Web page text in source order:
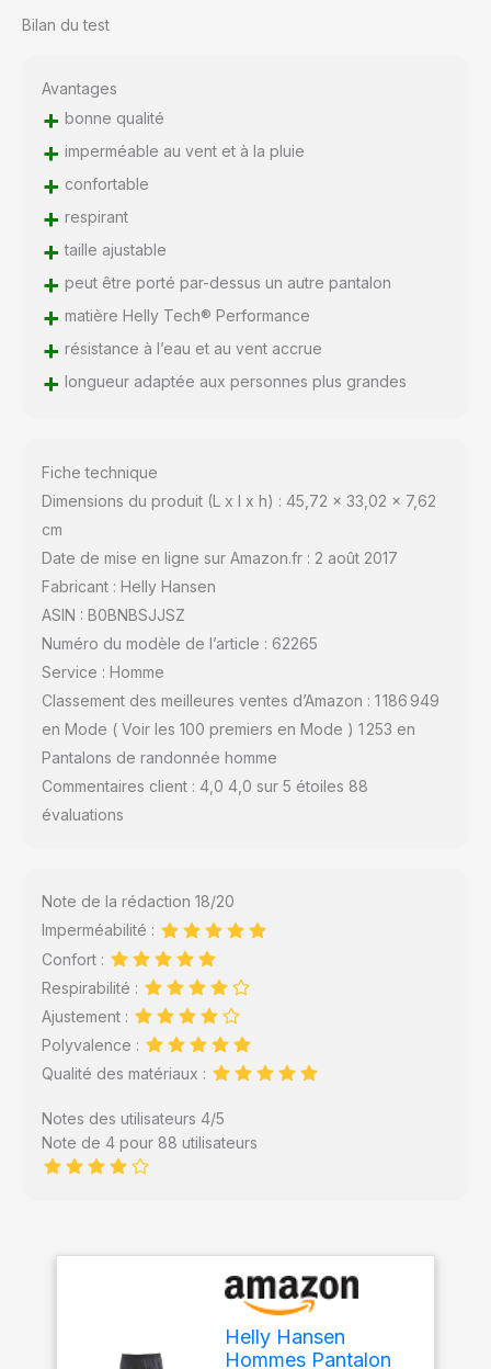
Bilan du test
Avantages
+ bonne qualité
+ imperméable au vent et à la pluie
+ confortable
+ respirant
+ taille ajustable
+ peut être porté par-dessus un autre pantalon
+ matière Helly Tech® Performance
+ résistance à l’eau et au vent accrue
+ longueur adaptée aux personnes plus grandes
Fiche technique
Dimensions du produit (L x l x h) : 45,72 x 33,02 x 7,62
cm
Date de mise en ligne sur Amazon.fr : 2 août 2017
Fabricant : Helly Hansen
ASIN : B0BNBSJJSZ
Numéro du modèle de l’article : 62265
Service : Homme
Classement des meilleures ventes d’Amazon : 1 186 949
en Mode ( Voir les 100 premiers en Mode ) 1 253 en
Pantalons de randonnée homme
Commentaires client : 4,0 4,0 sur 5 étoiles 88
évaluations
Note de la rédaction 18/20
Imperméabilité :
Confort :
Respirabilité :
Ajustement :
Polyvalence :
Qualité des matériaux :
Notes des utilisateurs 4/5
Note de 4 pour 88 utilisateurs
Helly Hansen
Hommes Pantalon